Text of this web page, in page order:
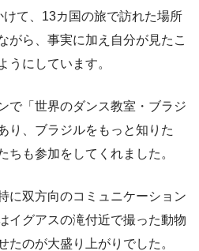
て、13カ国の旅で訪れた場所
がら、事実に加え自分が見たこ
うにしています。
で「世界のダンス教室・ブラジ
り、ブラジルをもっと知りた
ちも参加をしてくれました。
に双方向のコミュニケーション
イグアスの滝付近で撮った動物
たのが大盛り上がりでした。